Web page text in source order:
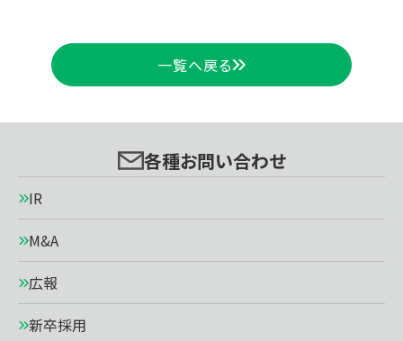
一覧へ戻る
各種お問い合わせ
IR
M&A
広報
新卒採用